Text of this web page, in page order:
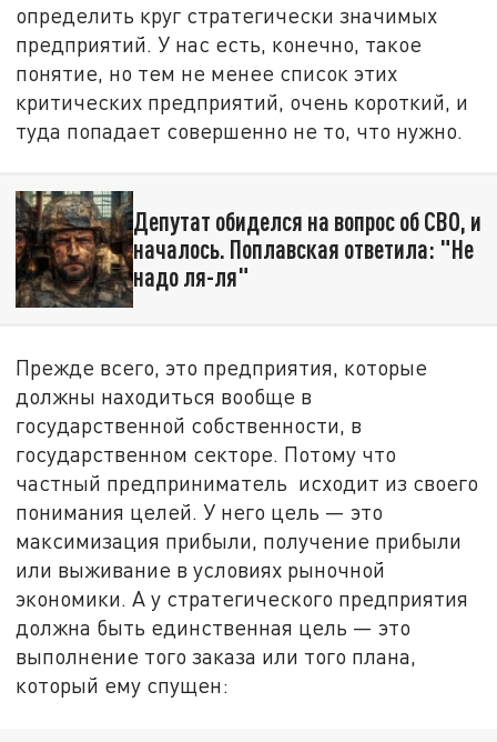
определить круг стратегически значимых
предприятий. У нас есть, конечно, такое
понятие, но тем не менее список этих
критических предприятий, очень короткий, и
туда попадает совершенно не то, что нужно.
Депутат обиделся на вопрос об СВО, и
началось. Поплавская ответила: "Не
надо ля-ля"
Прежде всего, это предприятия, которые
должны находиться вообще в
государственной собственности, в
государственном секторе. Потому что
частный предприниматель исходит из своего
понимания целей. У него цель — это
максимизация прибыли, получение прибыли
или выживание в условиях рыночной
экономики. А у стратегического предприятия
должна быть единственная цель — это
выполнение того заказа или того плана,
который ему спущен: